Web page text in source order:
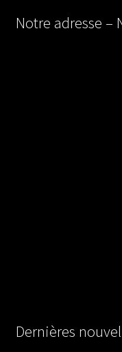
Notre adresse
Dernières